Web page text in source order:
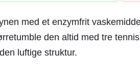
med et enzymfrit
den altid med tre
luftige struktur.